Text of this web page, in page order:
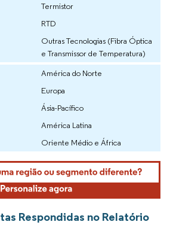
Termistor
RTD
Outras Tecnologias (Fibra Óptica
e Transmissor de Temperatura)
América do Norte
Europa
Ásia-Pacífico
América Latina
Oriente Médio e África
Respondidas no Relatório